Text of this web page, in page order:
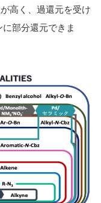
高く、過還元を受け
部分還元できま